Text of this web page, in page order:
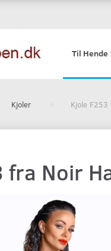
Til Hende
Kjoler Kjole
fra Noir